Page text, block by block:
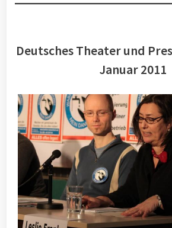
Deutsches Theater und
Januar 2011